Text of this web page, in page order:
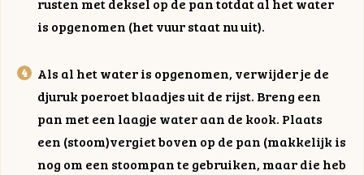
rusten met deksel op de pan totdat al het water
is opgenomen (het vuur staat nu uit).
Als al het water is opgenomen, verwijder je de
djuruk poeroet blaadjes uit de rijst. Breng een
pan met een laagje water aan de kook. Plaats
een (stoom)vergiet boven op de pan (makkelijk is
nog om een stoompan te gebruiken, maar die heb